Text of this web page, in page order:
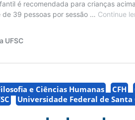
e Ciências Humanas CFH
Universidade Federal de